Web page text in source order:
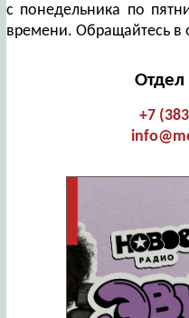
с понедельника по
времени. Обращайтесь в
+7